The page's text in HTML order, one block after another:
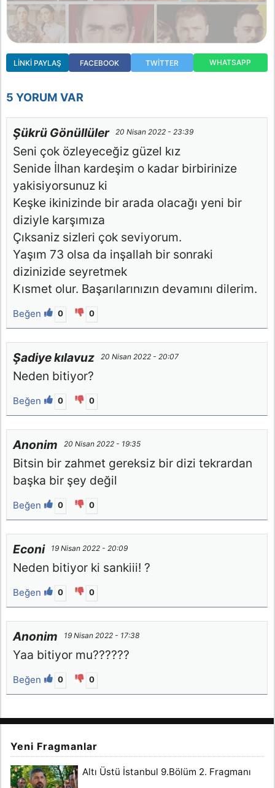
LINKI PAYLAŞ FACEBOOK TWITTER WHATSAPP
5 YORUM VAR
Şükrü Gönüllüler 20 Nisan 2022 - 23:39
Seni çok özleyeceğiz güzel kız
Senide İlhan kardeşim o kadar birbirinize
yakisiyorsunuz ki
Keşke ikinizinde bir arada olacağı yeni bir
diziyle karşımıza
Çıksaniz sizleri çok seviyorum.
Yaşım 73 olsa da inşallah bir sonraki
dizinizide seyretmek
Kısmet olur. Başarılarınızın devamını dilerim.
Beğen 0 0
Şadiye kılavuz 20 Nisan 2022 - 20:07
Neden bitiyor?
Beğen 0 0
Anonim 20 Nisan 2022 - 19:35
Bitsin bir zahmet gereksiz bir dizi tekrardan
başka bir şey değil
Beğen 0 0
Econi 19 Nisan 2022 - 20:09
Neden bitiyor ki sankiii! ?
Beğen 0 0
Anonim 19 Nisan 2022 - 17:38
Yaa bitiyor mu??????
Beğen 0 0
Yeni Fragmanlar
Altı Üstü İstanbul 9.Bölüm 2. Fragmanı